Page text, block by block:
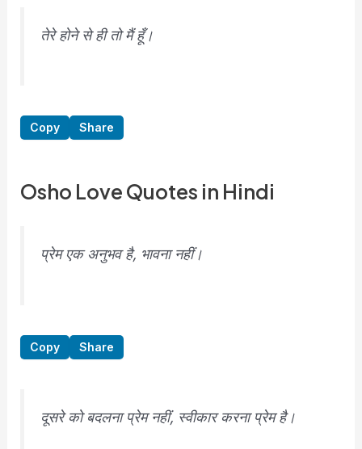
तेरे होने से ही तो मैं हूँ।
Copy Share
Osho Love Quotes in Hindi
प्रेम एक अनुभव है, भावना नहीं।
Copy Share
दूसरे को बदलना प्रेम नहीं, स्वीकार करना प्रेम है।